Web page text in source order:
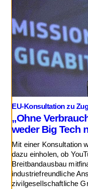
EU-Konsultation zu
„Ohne
weder Big Tech
Mit einer Konsultation
dazu einholen, ob
Breitbandausbau
industriefreundliche
zivilgesellschaftliche